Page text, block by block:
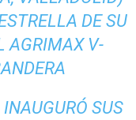
DE SU
AGRIMAX V-
SUS